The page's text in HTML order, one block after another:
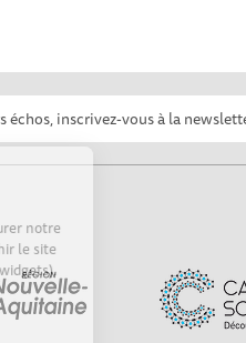
pour mesurer notre
pour enrichir le site
et widgets).